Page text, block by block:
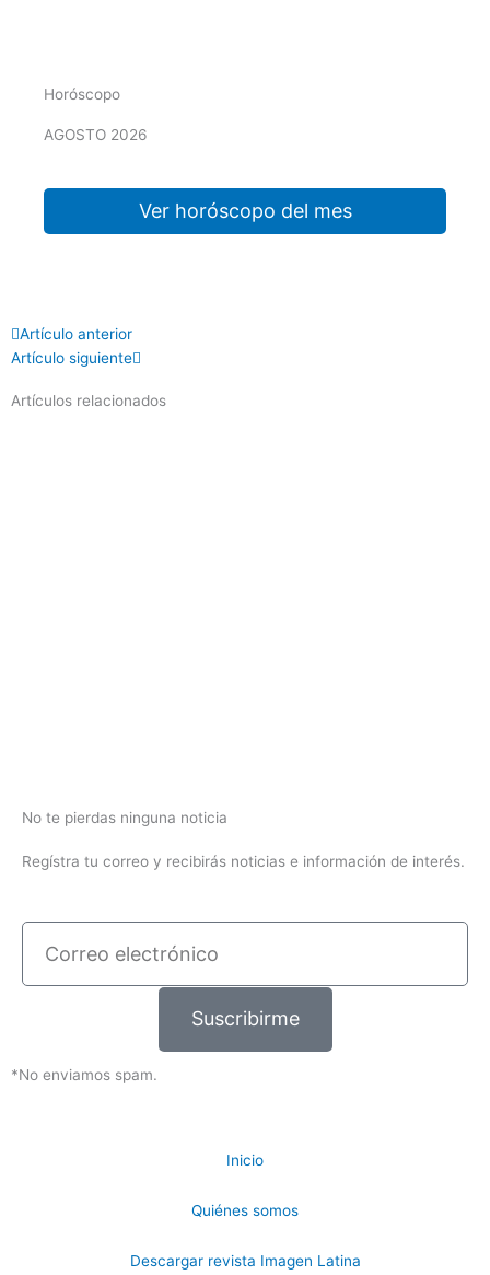
Horóscopo
AGOSTO 2026
Ver horóscopo del mes
Prev
Artículo anterior
Artículo siguiente
Artículos relacionados
No te pierdas ninguna noticia
Regístra tu correo y recibirás noticias e información de interés.
electrónico
Suscribirme
*No enviamos spam.
Inicio
Quiénes somos
Descargar revista Imagen Latina